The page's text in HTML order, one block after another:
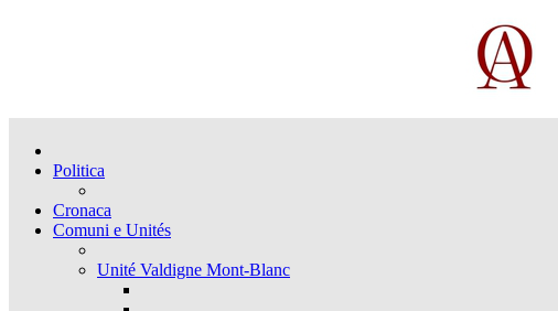
Politica
Cronaca
Comuni e Unités
Unité Valdigne Mont-Blanc